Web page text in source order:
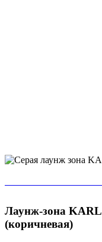
Лаунж-зона
(коричневая)